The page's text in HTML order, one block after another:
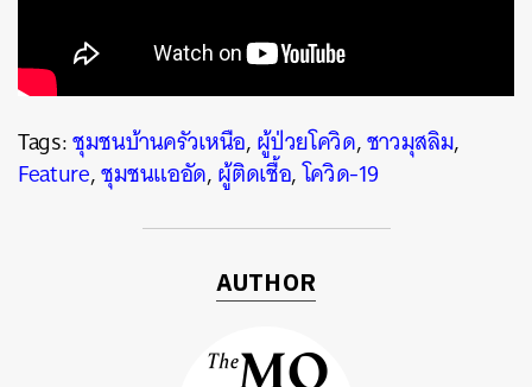
Tags:ชุมชนบ้านครัวเหนือ,ผู้ป่วยโควิด,ชาวมุสลิม,
Feature,ชุมชนแออัด,ผู้ติดเชื้อ,โควิด-19
AUTHOR
SHARE TWEET LINE EMAIL